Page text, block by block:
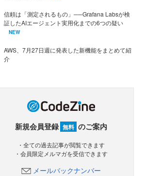
信頼は「測定されるもの」──Grafana Labsが検
証したAIエージェント実用化までの6つの疑い
NEW
AWS、7月27日週に発表した新機能をまとめて紹
介
新規会員登録 無料 のご案内
・全ての過去記事が閲覧できます
・会員限定メルマガを受信できます
メールバックナンバー